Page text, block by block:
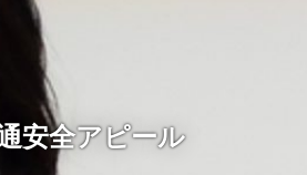
安全アピール